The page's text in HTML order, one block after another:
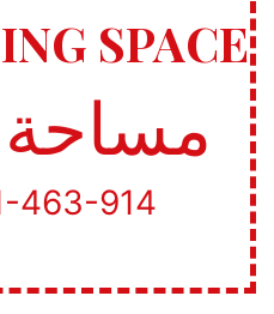
SPACE
مساحة
463-914